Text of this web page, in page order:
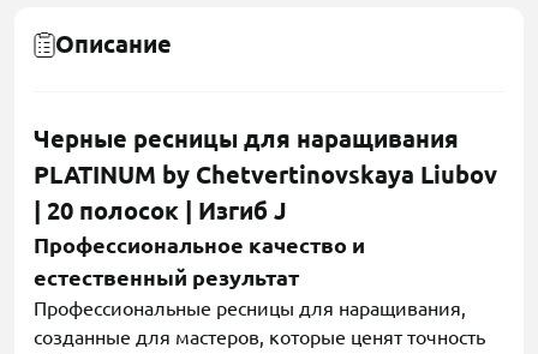
Описание
Черные ресницы для наращивания
PLATINUM by Chetvertinovskaya Liubov
| 20 полосок | Изгиб J
Профессиональное качество и
естественный результат
Профессиональные ресницы для наращивания,
созданные для мастеров, которые ценят точность